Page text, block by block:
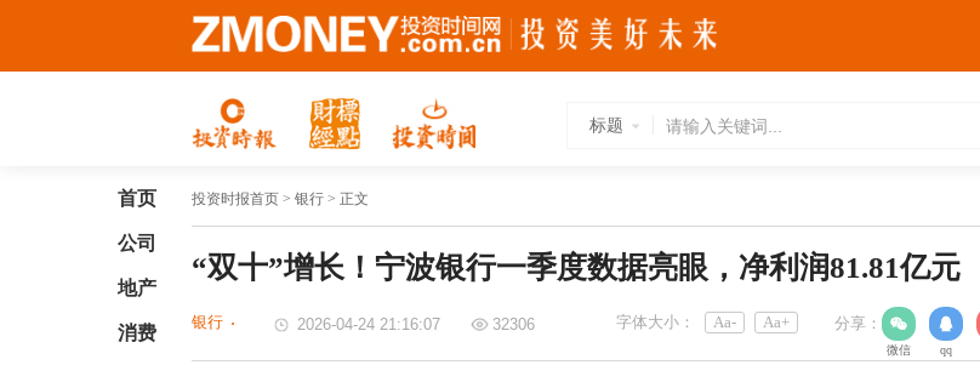
标题
首页
公司
地产
消费
投资时报首页 > 银行 > 正文
“双十”增长！宁波银行一季度数据亮眼，净利润81.81亿元
银行 2026-04-24 21:16:07 32306 分享：
微信 qq
字体大小： Aa- Aa+